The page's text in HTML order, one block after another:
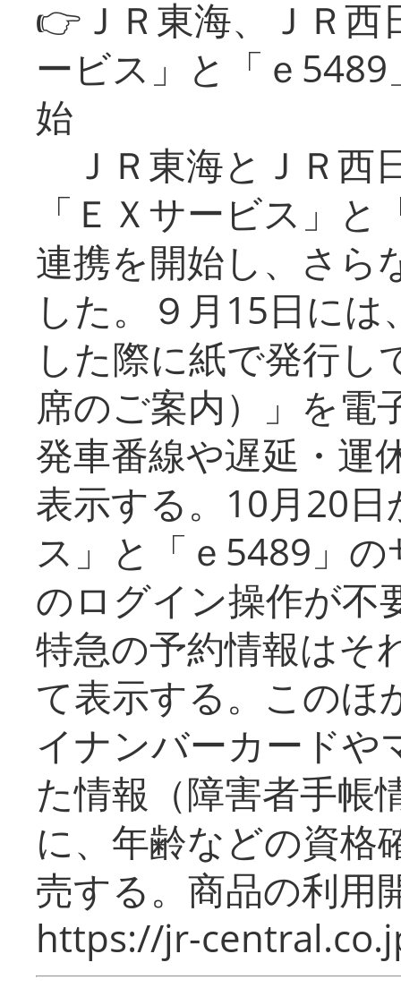
👉ＪＲ東海、ＪＲ
ービス」と「ｅ
始
ＪＲ東海とＪＲ西
「ＥＸサービス」
連携を開始し、さら
した。９月15日に
した際に紙で発行し
席のご案内）」を電
発車番線や遅延・運
表示する。10月20
ス」と「ｅ5489」
のログイン操作が不
特急の予約情報はそ
て表示する。このほ
イナンバーカードや
た情報（障害者手帳
に、年齢などの資格
売する。商品の利用
https://jr-